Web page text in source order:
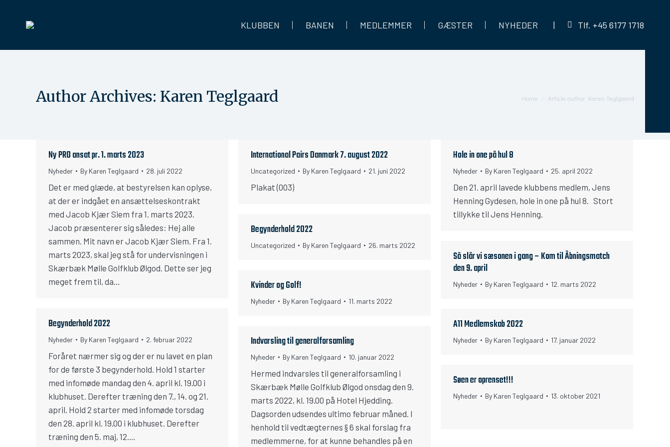
KLUBBEN BANEN MEDLEMMER GÆSTER NYHEDER | Tlf. +45 6177 1718
Author Archives: Karen Teglgaard You are here:
Home Article author Karen Teglgaard
Ny PRO ansat pr. 1. marts 2023
Nyheder By Karen Teglgaard 28. juli 2022
Det er med glæde, at bestyrelsen kan oplyse,
at der er indgået en ansættelseskontrakt
med Jacob Kjær Siem fra 1. marts 2023.
Jacob præsenterer sig således: Hej alle
sammen. Mit navn er Jacob Kjær Siem. Fra 1.
marts 2023, skal jeg stå for undervisningen i
Skærbæk Mølle Golfklub Ølgod. Dette ser jeg
meget frem til, da…
International Pairs Danmark 7. august 2022
Uncategorized By Karen Teglgaard 21. juni 2022
Plakat (003)
Hole in one på hul 8
Nyheder By Karen Teglgaard 25. april 2022
Den 21. april lavede klubbens medlem, Jens
Henning Gydesen, hole in one på hul 8. Stort
tillykke til Jens Henning.
Begynderhold 2022
Uncategorized By Karen Teglgaard 26. marts 2022
Så slår vi sæsonen i gang – Kom til Åbningsmatch
den 9. april
Nyheder By Karen Teglgaard 12. marts 2022
Kvinder og Golf!
Nyheder By Karen Teglgaard 11. marts 2022
Begynderhold 2022
Nyheder By Karen Teglgaard 2. februar 2022
Foråret nærmer sig og der er nu lavet en plan
for de første 3 begynderhold. Hold 1 starter
med infomøde mandag den 4. april kl. 19.00 i
klubhuset. Derefter træning den 7., 14. og 21.
april. Hold 2 starter med infomøde torsdag
den 28. april kl. 19.00 i klubhuset. Derefter
træning den 5. maj, 12.…
A11 Medlemskab 2022
Nyheder By Karen Teglgaard 17. januar 2022
Indvarsling til generalforsamling
Nyheder By Karen Teglgaard 10. januar 2022
Hermed indvarsles til generalforsamling i
Skærbæk Mølle Golfklub Ølgod onsdag den 9.
marts 2022, kl. 19.00 på Hotel Hjedding.
Dagsorden udsendes ultimo februar måned. I
henhold til vedtægternes § 6 skal forslag fra
medlemmerne, for at kunne behandles på en
Søen er oprenset!!!
Nyheder By Karen Teglgaard 13. oktober 2021